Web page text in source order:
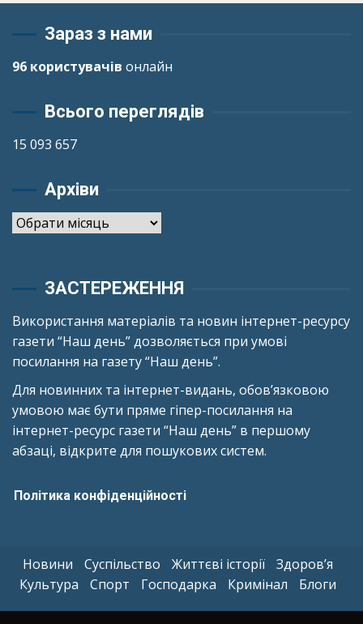
Зараз з нами
96 користувачів онлайн
Всього переглядів
15 093 657
Архіви
Архіви
ЗАСТЕРЕЖЕННЯ
Використання матеріалів та новин інтернет-ресурсу
газети “Наш день” дозволяється при умові
посилання на газету “Наш день”.
Для новинних та інтернет-видань, обов’язковою
умовою має бути пряме гіпер-посилання на
інтернет-ресурс газети “Наш день” в першому
абзаці, відкрите для пошукових систем.
Політика конфіденційності
Новини Суспільство Життєві історії
Здоров’я
Культура
Спорт Господарка Кримінал Блоги